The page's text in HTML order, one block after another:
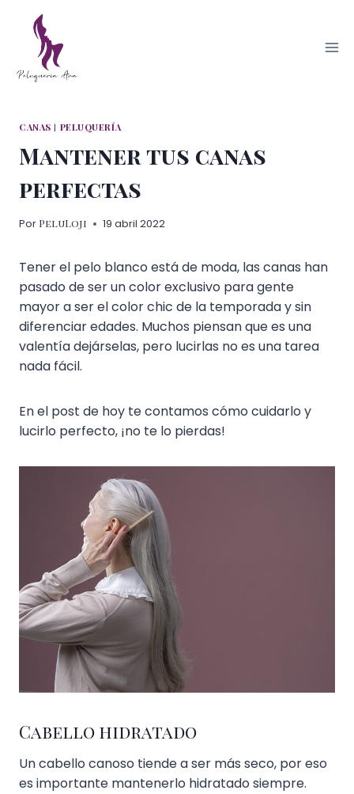
contenido
CANAS | PELUQUERÍA
Mantener tus canas
perfectas
Por PeluLoji 19 abril 2022
Tener el pelo blanco está de moda, las canas han
pasado de ser un color exclusivo para gente
mayor a ser el color chic de la temporada y sin
diferenciar edades. Muchos piensan que es una
valentía dejárselas, pero lucirlas no es una tarea
nada fácil.
En el post de hoy te contamos cómo cuidarlo y
lucirlo perfecto, ¡no te lo pierdas!
Cabello hidratado
Un cabello canoso tiende a ser más seco, por eso
es importante mantenerlo hidratado siempre.